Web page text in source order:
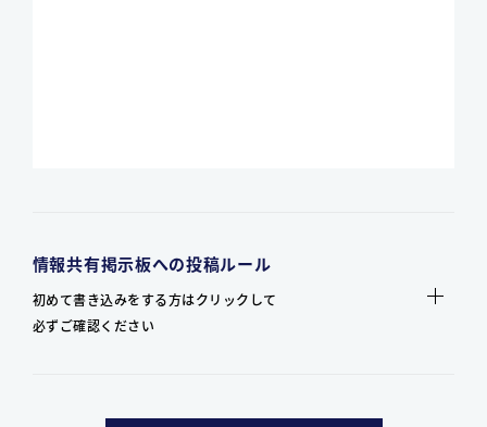
情報共有掲示板への投稿ルール
初めて書き込みをする方はクリックして
必ずご確認ください